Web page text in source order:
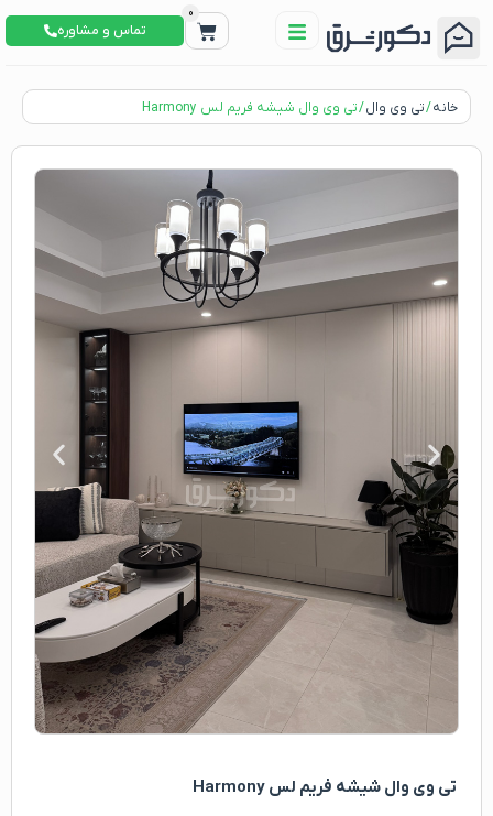
0
تماس و مشاوره
خانه/تی وی وال/ تی وی وال شیشه فریم لس Harmony
تی وی وال شیشه فریم لس Harmony